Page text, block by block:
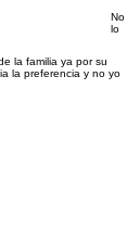
No
lo
la familia ya por su
la preferencia y no yo